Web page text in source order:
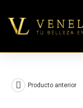
Producto anterior